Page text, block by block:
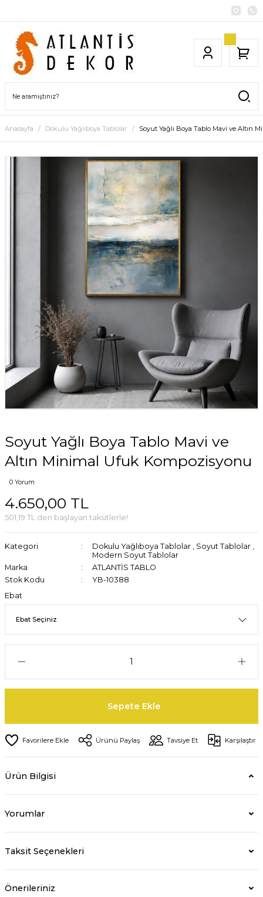
Anasayfa Dokulu Yağlıboya Tablolar Soyut Yağlı Boya Tablo Mavi ve Altın
Soyut Yağlı Boya Tablo Mavi ve
Altın Minimal Ufuk Kompozisyonu
0 Yorum
4.650,00 TL
501,19 TL den başlayan taksitlerle!
Kategori Dokulu Yağlıboya Tablolar , Soyut Tablolar ,
Modern Soyut Tablolar
Marka
ATLANTİS TABLO
Stok Kodu
YB-10388
Ebat
Sepete Ekle
Ürünü Paylaş Tavsiye Et Karşılaştır
Ürün Bilgisi
Yorumlar
Taksit Seçenekleri
Önerileriniz